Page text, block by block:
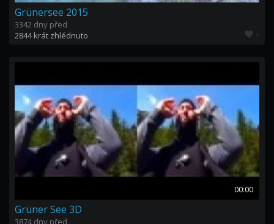
Grünersee 2015
3342 dny před
2844 krát zhlédnuto
-
00:00
Grüner See 3D
3874 dny před